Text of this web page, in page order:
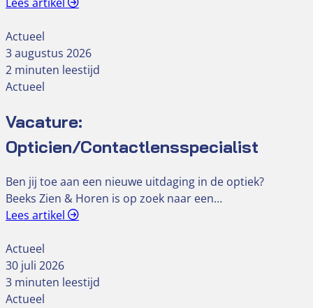
Actueel
3 augustus 2026
2 minuten leestijd
Actueel
Vacature:
Opticien/Contactlensspecialist
Ben jij toe aan een nieuwe uitdaging in de optiek?
Beeks Zien & Horen is op zoek naar een…
Lees artikel
Actueel
30 juli 2026
3 minuten leestijd
Actueel